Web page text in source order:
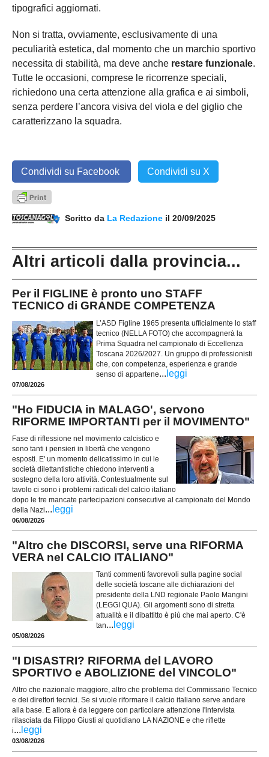
tipografici aggiornati.
Non si tratta, ovviamente, esclusivamente di una
peculiarità estetica, dal momento che un marchio sportivo
necessita di stabilità, ma deve anche restare funzionale.
Tutte le occasioni, comprese le ricorrenze speciali,
richiedono una certa attenzione alla grafica e ai simboli,
senza perdere l’ancora visiva del viola e del giglio che
caratterizzano la squadra.
Condividi su Facebook Condividi su X
Scritto da La Redazione il 20/09/2025
Altri articoli dalla provincia...
Per il FIGLINE è pronto uno STAFF
TECNICO di GRANDE COMPETENZA
L’ASD Figline 1965 presenta ufficialmente lo staff
tecnico (NELLA FOTO) che accompagnerà la
Prima Squadra nel campionato di Eccellenza
Toscana 2026/2027. Un gruppo di professionisti
che, con competenza, esperienza e grande
senso di appartene... leggi
07/08/2026
"Ho FIDUCIA in MALAGO', servono
RIFORME IMPORTANTI per il MOVIMENTO"
Fase di riflessione nel movimento calcistico e
sono tanti i pensieri in libertà che vengono
esposti. E' un momento delicatissimo in cui le
società dilettantistiche chiedono interventi a
sostegno della loro attività. Contestualmente sul
tavolo ci sono i problemi radicali del calcio italiano
dopo le tre mancate partecipazioni consecutive al campionato del Mondo
della Nazi... leggi
06/08/2026
"Altro che DISCORSI, serve una RIFORMA
VERA nel CALCIO ITALIANO"
Tanti commenti favorevoli sulla pagine social
delle società toscane alle dichiarazioni del
presidente della LND regionale Paolo Mangini
(LEGGI QUA). Gli argomenti sono di stretta
attualità e il dibattitto è più che mai aperto. C'è
tan... leggi
05/08/2026
"I DISASTRI? RIFORMA del LAVORO
SPORTIVO e ABOLIZIONE del VINCOLO"
Altro che nazionale maggiore, altro che problema del Commissario Tecnico
e dei direttori tecnici. Se si vuole riformare il calcio italiano serve andare
alla base. E allora è da leggere con particolare attenzione l'intervista
rilasciata da Filippo Giusti al quotidiano LA NAZIONE e che riflette
i... leggi
03/08/2026